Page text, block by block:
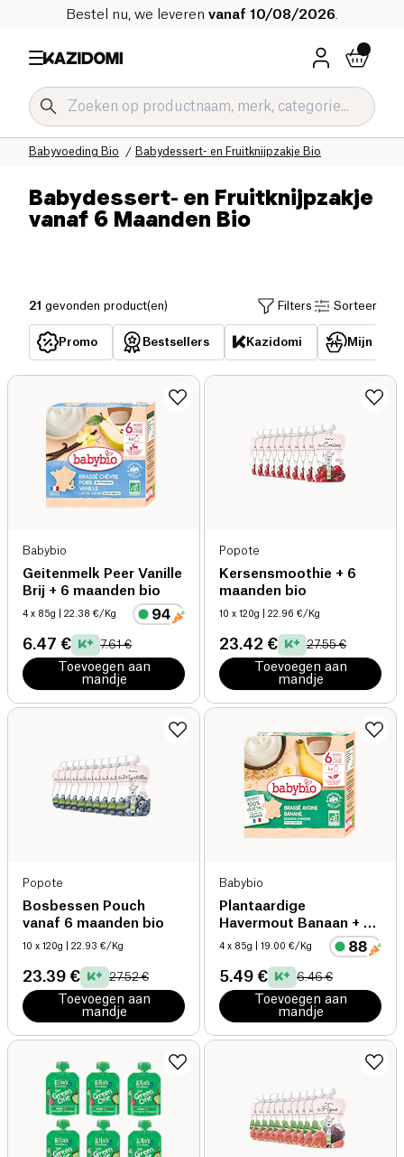
Bestel nu, we leveren vanaf 10/08/2026
Babydessert- en Fruitknijpzakje Bio
Babyvoeding Bio
Baby & Kind Bio
Onze biologische catalogus
Home
Babydessert- en Fruitknijpzakje
vanaf 6 Maanden Bio
21 gevonden product(en) Filters Sorteer
Promo Bestsellers Kazidomi Mijn
Babybio
Geitenmelk Peer Vanille
Brij + 6 maanden bio
4 x 85g | 22.38 €/Kg
6.47 € 7.61 €
Toevoegen aan
mandje
Popote
Kersensmoothie + 6
maanden bio
10 x 120g | 22.96 €/Kg
23.42 € 27.55 €
Toevoegen aan
mandje
Popote
Bosbessen Pouch
vanaf 6 maanden bio
10 x 120g | 22.93 €/Kg
23.39 € 27.52 €
Toevoegen aan
mandje
Babybio
Plantaardige
Havermout Banaan + 6
maanden bio
4 x 85g | 19.00 €/Kg
5.49 € 6.46 €
Toevoegen aan
mandje